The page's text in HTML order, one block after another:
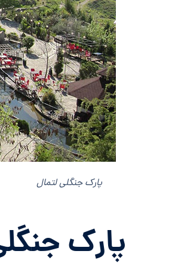
پارک جنگلی لتمال
پارک جنگلی